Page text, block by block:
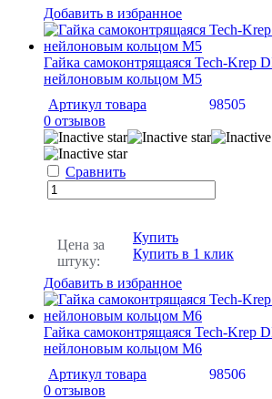
Добавить в избранное
Гайка самоконтрящаяся Tech-Krep
нейлоновым кольцом М5
Артикул товара
98505
0 отзывов
Сравнить
Цена за
штуку:
Купить
Купить в 1 клик
Добавить в избранное
Гайка самоконтрящаяся Tech-Krep
нейлоновым кольцом М6
Артикул товара
98506
0 отзывов